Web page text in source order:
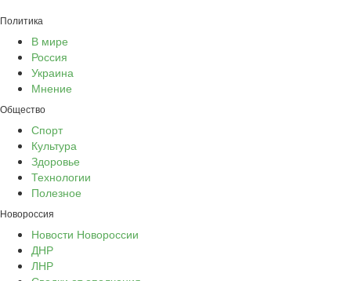
Политика
В мире
Россия
Украина
Мнение
Общество
Спорт
Культура
Здоровье
Технологии
Полезное
Новороссия
Новости Новороссии
ДНР
ЛНР